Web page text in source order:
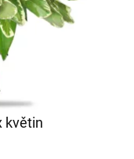
květin